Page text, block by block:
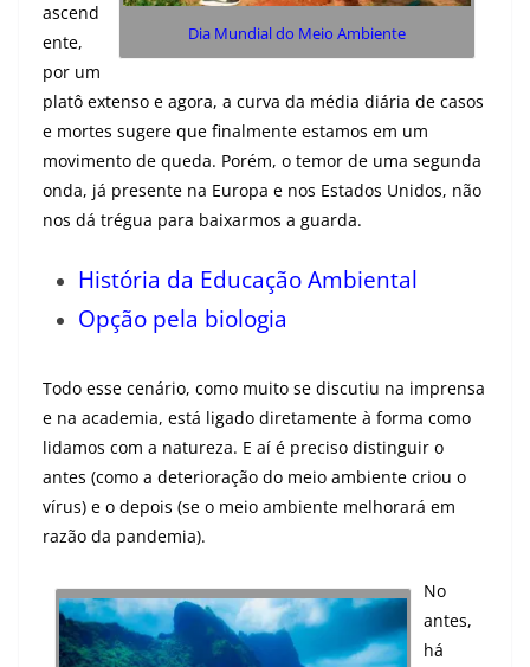
Dia Mundial do Meio Ambiente
ascend
ente,
por um
platô extenso e agora, a curva da média diária de casos
e mortes sugere que finalmente estamos em um
movimento de queda. Porém, o temor de uma segunda
onda, já presente na Europa e nos Estados Unidos, não
nos dá trégua para baixarmos a guarda.
História da Educação Ambiental
Opção pela biologia
Todo esse cenário, como muito se discutiu na imprensa
e na academia, está ligado diretamente à forma como
lidamos com a natureza. E aí é preciso distinguir o
antes (como a deterioração do meio ambiente criou o
vírus) e o depois (se o meio ambiente melhorará em
razão da pandemia).
No
antes,
há